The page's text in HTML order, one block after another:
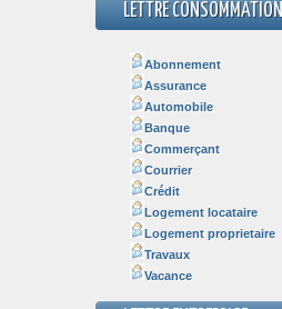
LETTRE CONSOMMATION
Abonnement
Assurance
Automobile
Banque
Commerçant
Courrier
Crédit
Logement locataire
Logement proprietaire
Travaux
Vacance